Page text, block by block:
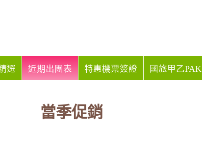
選 近期出團表 特惠機票簽證 國旅甲乙PAK
當季促銷